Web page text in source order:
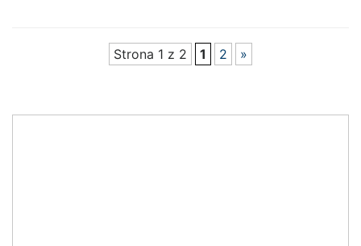
Strona 1 z 2 1 2 »